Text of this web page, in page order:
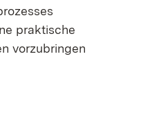
praktische
vorzubringen